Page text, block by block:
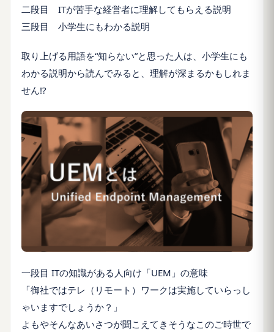
二段目 ITが苦手な経営者に理解してもらえる説明
三段目 小学生にもわかる説明
取り上げる用語を“知らない”と思った人は、小学生にも
わかる説明から読んでみると、理解が深まるかもしれま
せん!?
一段目 ITの知識がある人向け「UEM」の意味
「御社ではテレ（リモート）ワークは実施していらっし
ゃいますでしょうか？」
よもやそんなあいさつが聞こえてきそうなこのご時世で